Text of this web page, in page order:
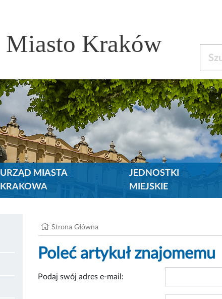
Miasto Kraków
URZĄD MIASTA
KRAKOWA
JEDNOSTKI
MIEJSKIE
Strona Główna
Poleć artykuł znajomemu
Podaj swój adres e-mail: